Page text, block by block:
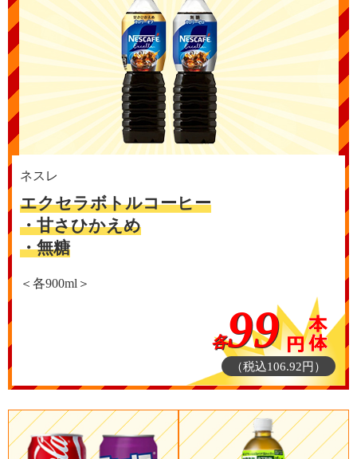
ネスレ
エクセラボトルコーヒー
・甘さひかえめ
・無糖
＜各900ml＞
各99
（税込106.92円）